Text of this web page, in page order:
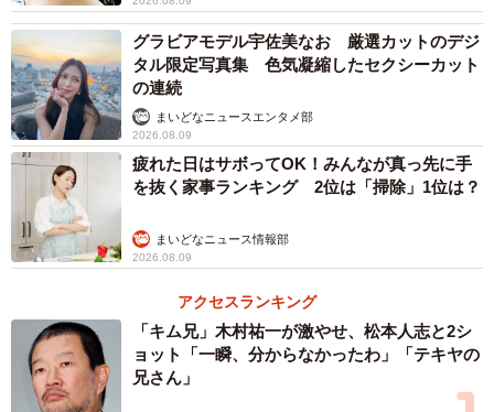
グラビアモデル宇佐美なお 厳選カットのデジ
タル限定写真集 色気凝縮したセクシーカット
の連続
まいどなニュースエンタメ部
2026.08.09
疲れた日はサボってOK！みんなが真っ先に手
を抜く家事ランキング 2位は「掃除」1位は？
まいどなニュース情報部
2026.08.09
アクセスランキング
「キム兄」木村祐一が激やせ、松本人志と2シ
ョット「一瞬、分からなかったわ」「テキヤの
兄さん」